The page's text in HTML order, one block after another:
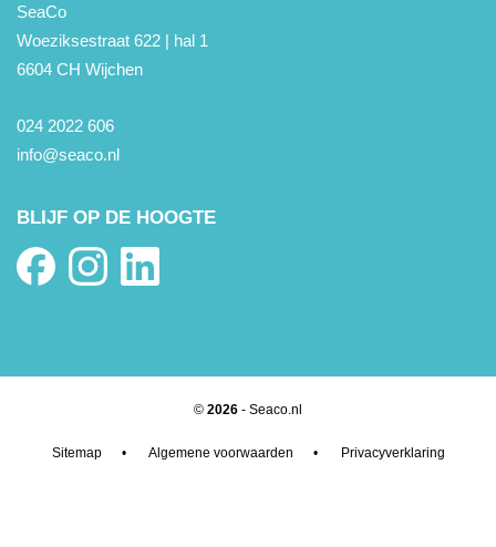
SeaCo
Woeziksestraat 622 | hal 1
6604 CH Wijchen
024 2022 606
info@seaco.nl
BLIJF OP DE HOOGTE
© 2026 - Seaco.nl
Sitemap• Algemene voorwaarden • Privacyverklaring